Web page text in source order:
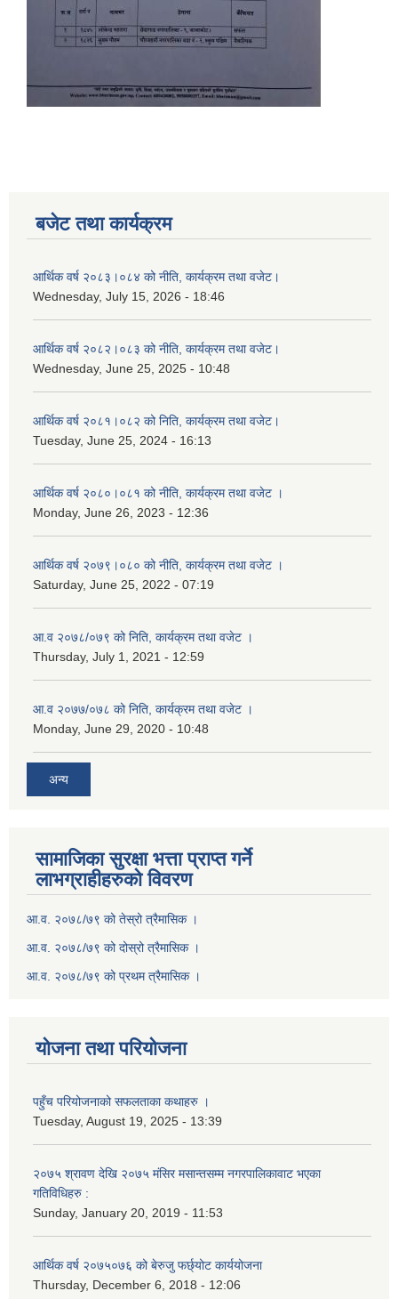
बजेट तथा कार्यक्रम
आर्थिक वर्ष २०८३।०८४ को नीति, कार्यक्रम तथा वजेट।
Wednesday, July 15, 2026 - 18:46
आर्थिक वर्ष २०८२।०८३ को नीति, कार्यक्रम तथा वजेट।
Wednesday, June 25, 2025 - 10:48
आर्थिक वर्ष २०८१।०८२ को निति, कार्यक्रम तथा वजेट।
Tuesday, June 25, 2024 - 16:13
आर्थिक वर्ष २०८०।०८१ को नीति, कार्यक्रम तथा वजेट ।
Monday, June 26, 2023 - 12:36
आर्थिक वर्ष २०७९।०८० को नीति, कार्यक्रम तथा वजेट ।
Saturday, June 25, 2022 - 07:19
आ.व २०७८/०७९ को निति, कार्यक्रम तथा वजेट ।
Thursday, July 1, 2021 - 12:59
आ.व २०७७/०७८ को निति, कार्यक्रम तथा वजेट ।
Monday, June 29, 2020 - 10:48
अन्य
सामाजिका सुरक्षा भत्ता प्राप्त गर्ने
लाभग्राहीहरुको विवरण
आ.व. २०७८/७९ को तेस्रो त्रैमासिक ।
आ.व. २०७८/७९ को दोस्रो त्रैमासिक ।
आ.व. २०७८/७९ को प्रथम त्रैमासिक ।
योजना तथा परियोजना
पहुँच परियोजनाको सफलताका कथाहरु ।
Tuesday, August 19, 2025 - 13:39
२०७५ श्रावण देखि २०७५ मंसिर मसान्तसम्म नगरपालिकावाट भएका
गतिविधिहरु :
Sunday, January 20, 2019 - 11:53
आर्थिक वर्ष २०७५०७६ को बेरुजु फर्छ्योट कार्ययोजना
Thursday, December 6, 2018 - 12:06